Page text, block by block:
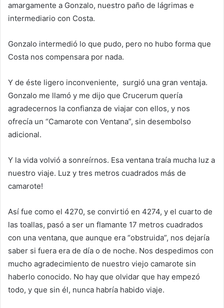
amargamente a Gonzalo, nuestro paño de lágrimas e
intermediario con Costa.
Gonzalo intermedió lo que pudo, pero no hubo forma que
Costa nos compensara por nada.
Y de éste ligero inconveniente, surgió una gran ventaja.
Gonzalo me llamó y me dijo que Crucerum quería
agradecernos la confianza de viajar con ellos, y nos
ofrecía un “Camarote con Ventana”, sin desembolso
adicional.
Y la vida volvió a sonreírnos. Esa ventana traía mucha luz a
nuestro viaje. Luz y tres metros cuadrados más de
camarote!
Así fue como el 4270, se convirtió en 4274, y el cuarto de
las toallas, pasó a ser un flamante 17 metros cuadrados
con una ventana, que aunque era “obstruida”, nos dejaría
saber si fuera era de día o de noche. Nos despedimos con
mucho agradecimiento de nuestro viejo camarote sin
haberlo conocido. No hay que olvidar que hay empezó
todo, y que sin él, nunca habría habido viaje.